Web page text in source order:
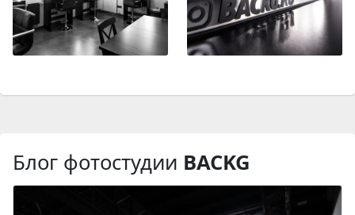
Блог фотостудии BACKG